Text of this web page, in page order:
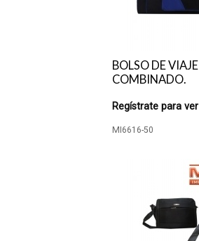
BOLSO DE
COMBINADO.
Regístrate para
MI6616-50